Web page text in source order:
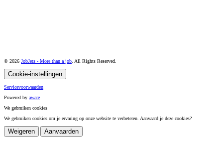
© 2026 JobJets - More than a job . All Rights Reserved.
Cookie-instellingen
Servicevoorwaarden
Powered by aware
We gebruiken cookies
We gebruiken cookies om je ervaring op onze website te verbeteren. Aanvaard je deze cookies?
Weigeren Aanvaarden